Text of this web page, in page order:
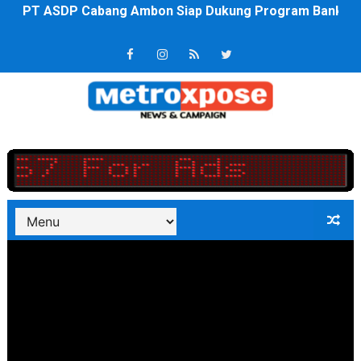
Saadiah Uluputty Buka Pekan Olahraga HUT ke-81 RI
4 Dokter Asal Nias Barat Lulus PPDS di FK USU,
OKU Timur Jalin Komunikasi ke semua Stackholder
Unggul 3 Gol Kesebelasan MKRE FC Raih Tiket
Jelang HUT RI ke 81Turnamen Olah Anak Muda Kota
Bobby Nasution Fokus Infrastruktur Daerah saat